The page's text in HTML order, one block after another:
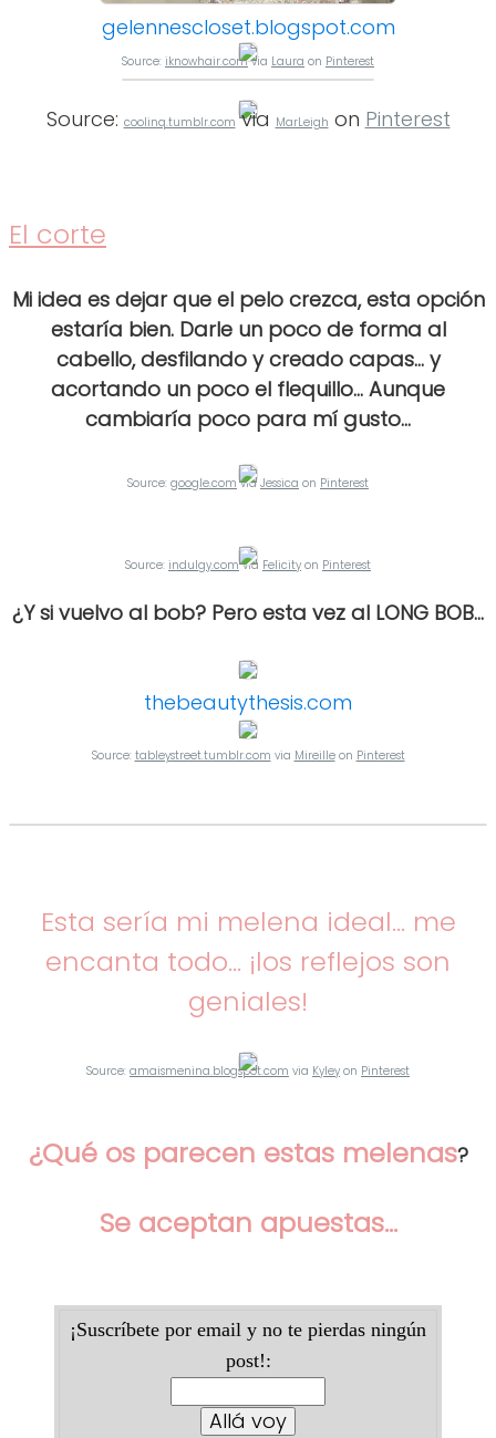
gelennescloset.blogspot.com
Source: iknowhair.comvia Laura on Pinterest
Source: coolinq.tumblr.com via MarLeigh on Pinterest
El corte
Mi idea es dejar que el pelo crezca, esta opción
estaría bien. Darle un poco de forma al
cabello, desfilando y creado capas... y
acortando un poco el flequillo... Aunque
cambiaría poco para mí gusto...
Source: google.comviaJessica on Pinterest
Source: indulgy.comvia Felicity on Pinterest
¿Y si vuelvo al bob? Pero esta vez al LONG BOB...
thebeautythesis.com
Source: tableystreet.tumblr.com via Mireilleon Pinterest
Esta sería mi melena ideal... me
encanta todo... ¡los reflejos son
geniales!
Source: amaismenina.blogspot.com via Kyley on Pinterest
¿Qué os parecen estas melenas?
Se aceptan apuestas...
¡Suscríbete por email y no te pierdas ningún
post!: